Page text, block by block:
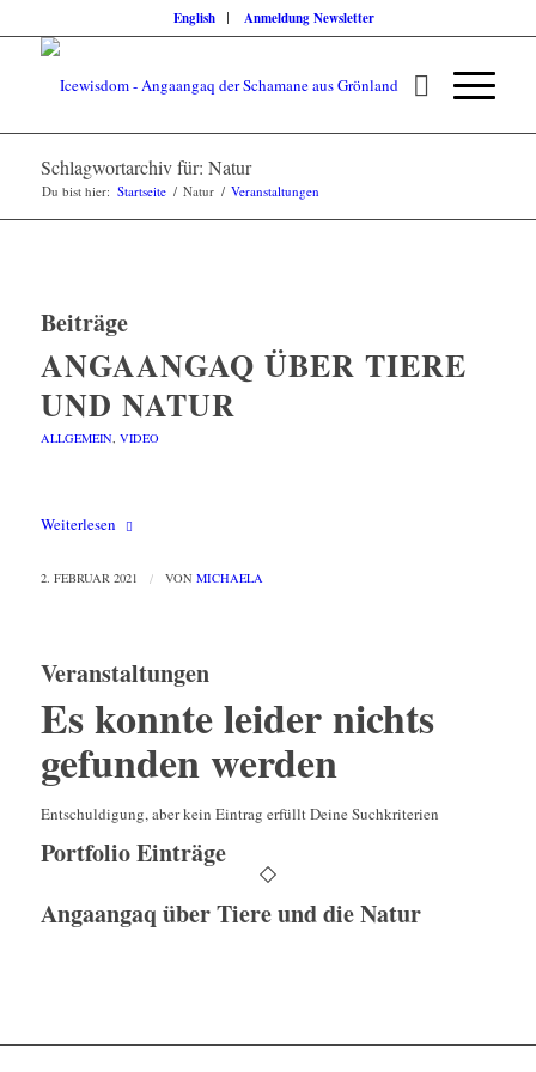
English Anmeldung Newsletter
Schlagwortarchiv für: Natur
Du bist hier: Startseite / Natur / Veranstaltungen
Beiträge
ANGAANGAQ ÜBER TIERE
UND NATUR
ALLGEMEIN, VIDEO
Weiterlesen
2. FEBRUAR 2021 / VON MICHAELA
Veranstaltungen
Es konnte leider nichts
gefunden werden
Entschuldigung, aber kein Eintrag erfüllt Deine Suchkriterien
Portfolio Einträge
Angaangaq über Tiere und die Natur